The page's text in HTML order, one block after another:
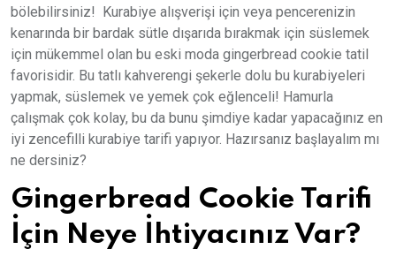
bölebilirsiniz! Kurabiye alışverişi için veya pencerenizin
kenarında bir bardak sütle dışarıda bırakmak için süslemek
için mükemmel olan bu eski moda gingerbread cookie tatil
favorisidir. Bu tatlı kahverengi şekerle dolu bu kurabiyeleri
yapmak, süslemek ve yemek çok eğlenceli! Hamurla
çalışmak çok kolay, bu da bunu şimdiye kadar yapacağınız en
iyi zencefilli kurabiye tarifi yapıyor. Hazırsanız başlayalım mı
ne dersiniz?
Gingerbread Cookie Tarifi
İçin Neye İhtiyacınız Var?